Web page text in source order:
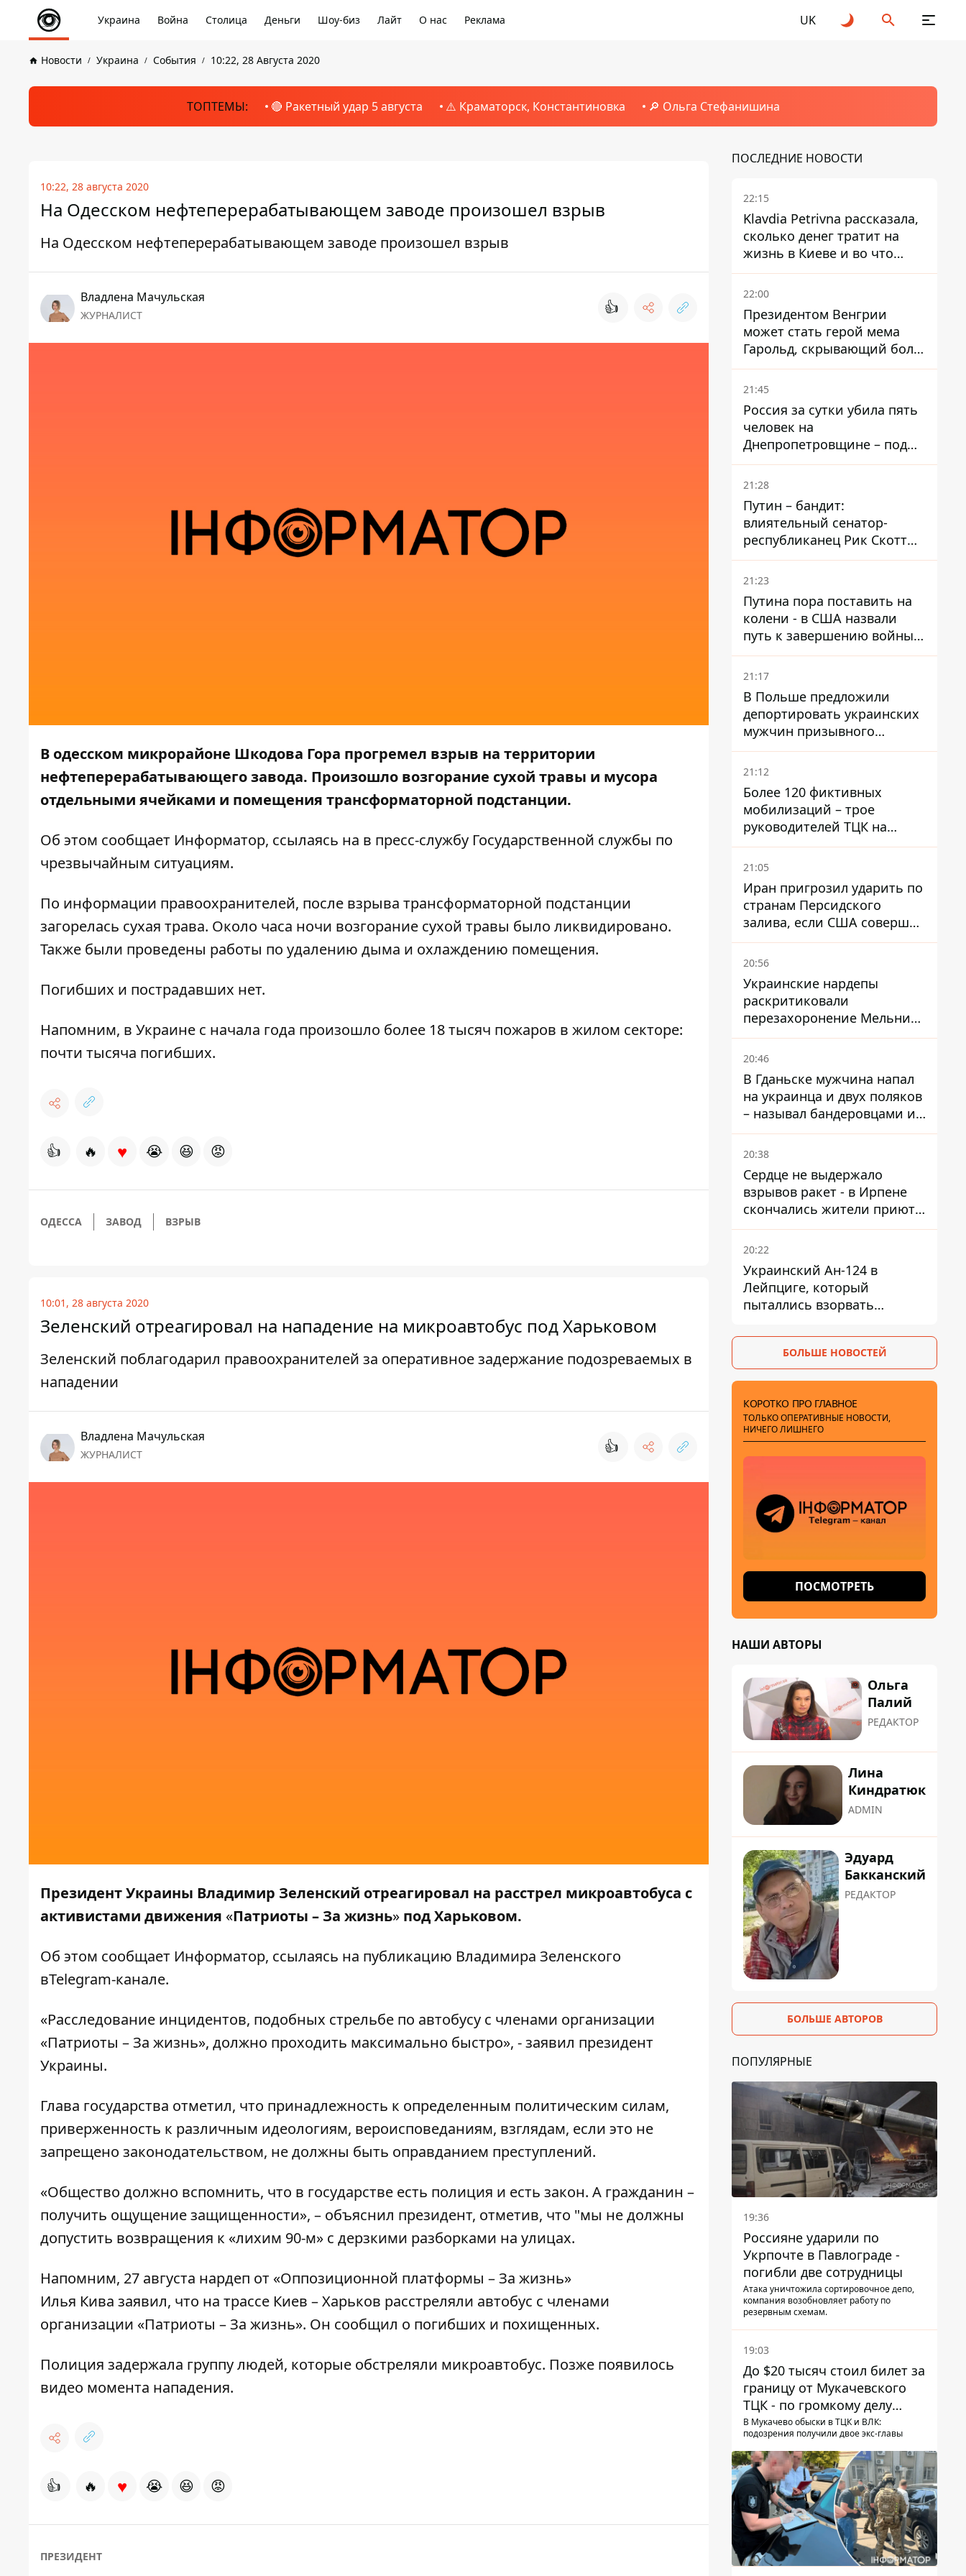
Украина Война Столица Деньги Шоу-биз Лайт О нас Реклама UK
Новости Украина События 10:22, 28 Августа 2020
ТОПТЕМЫ: 🔴 Ракетный удар 5 августа ⚠️ Краматорск, Константиновка 🔎 Ольга Стефанишина
10:22, 28 августа 2020
На Одесском нефтеперерабатывающем заводе произошел взрыв
На Одесском нефтеперерабатывающем заводе произошел взрыв
Владлена Мачульская
ЖУРНАЛИСТ 👍
В одесском микрорайоне Шкодова Гора прогремел взрыв на территории
нефтеперерабатывающего завода. Произошло возгорание сухой травы и мусора
отдельными ячейками и помещения трансформаторной подстанции.
Об этом сообщает Информатор, ссылаясь на в пресс-службу Государственной службы по
чрезвычайным ситуациям.
По информации правоохранителей, после взрыва трансформаторной подстанции
загорелась сухая трава. Около часа ночи возгорание сухой травы было ликвидировано.
Также были проведены работы по удалению дыма и охлаждению помещения.
Погибших и пострадавших нет.
Напомним, в Украине с начала года произошло более 18 тысяч пожаров в жилом секторе:
почти тысяча погибших.
👍 🔥 ♥ 😭 😆 😡
ОДЕССА ЗАВОД ВЗРЫВ
10:01, 28 августа 2020
Зеленский отреагировал на нападение на микроавтобус под Харьковом
Зеленский поблагодарил правоохранителей за оперативное задержание подозреваемых в
нападении
Владлена Мачульская
ЖУРНАЛИСТ 👍
Президент Украины Владимир Зеленский отреагировал на расстрел микроавтобуса с
активистами движения «Патриоты – За жизнь» под Харьковом.
Об этом сообщает Информатор, ссылаясь на публикацию Владимира Зеленского
вTelegram-канале.
«Расследование инцидентов, подобных стрельбе по автобусу с членами организации
«Патриоты – За жизнь», должно проходить максимально быстро», - заявил президент
Украины.
Глава государства отметил, что принадлежность к определенным политическим силам,
приверженность к различным идеологиям, вероисповеданиям, взглядам, если это не
запрещено законодательством, не должны быть оправданием преступлений.
«Общество должно вспомнить, что в государстве есть полиция и есть закон. А гражданин –
получить ощущение защищенности», – объяснил президент, отметив, что "мы не должны
допустить возвращения к «лихим 90-м» с дерзкими разборками на улицах.
Напомним, 27 августа нардеп от «Оппозиционной платформы – За жизнь»
Илья Кива заявил, что на трассе Киев – Харьков расстреляли автобус с членами
организации «Патриоты – За жизнь». Он сообщил о погибших и похищенных.
Полиция задержала группу людей, которые обстреляли микроавтобус. Позже появилось
видео момента нападения.
👍 🔥 ♥ 😭 😆 😡
ПРЕЗИДЕНТ
ПОСЛЕДНИЕ НОВОСТИ
22:15
Klavdia Petrivna рассказала,
сколько денег тратит на
жизнь в Киеве и во что
вкладывает миллионы
22:00
Президентом Венгрии
может стать герой мема
Гарольд, скрывающий боль
– он возглавил народное
голосование
21:45
Россия за сутки убила пять
человек на
Днепропетровщине – под
ударами оказались пять
районов области
21:28
Путин – бандит:
влиятельный сенатор-
республиканец Рик Скотт
призвал Конгресс привлечь
РФ к ответственности за
21:23
Путина пора поставить на
колени - в США назвали
путь к завершению войны -
National Security Journal
21:17
В Польше предложили
депортировать украинских
мужчин призывного
возраста - кого это может
затронуть
21:12
Более 120 фиктивных
мобилизаций – трое
руководителей ТЦК на
Волыни и Буковине
получили подозрения за
21:05
Иран пригрозил ударить по
странам Персидского
залива, если США совершат
хотя бы одну атаку - Reuters
20:56
Украинские нардепы
раскритиковали
перезахоронение Мельника
из-за риска
дипломатической изоляции
20:46
В Гданьске мужчина напал
на украинца и двух поляков
– называл бандеровцами и
вел себя агрессивно
20:38
Сердце не выдержало
взрывов ракет - в Ирпене
скончались жители приюта
для собак с инвалидностью
20:22
Украинский Ан-124 в
Лейпциге, который
пыталлись взорвать
боеприпасами
БОЛЬШЕ НОВОСТЕЙ
КОРОТКО ПРО ГЛАВНОЕ
ТОЛЬКО ОПЕРАТИВНЫЕ НОВОСТИ,
НИЧЕГО ЛИШНЕГО
ПОСМОТРЕТЬ
НАШИ АВТОРЫ
Ольга
Палий
РЕДАКТОР
Лина
Киндратюк
ADMIN
Эдуард
Бакканский
РЕДАКТОР
БОЛЬШЕ АВТОРОВ
ПОПУЛЯРНЫЕ
19:36
Россияне ударили по
Укрпочте в Павлограде -
погибли две сотрудницы
Атака уничтожила сортировочное депо,
компания возобновляет работу по
резервным схемам.
19:03
До $20 тысяч стоил билет за
границу от Мукачевского
ТЦК - по громкому делу
первые подозрения
получили двое бывших
руководителей
В Мукачево обыски в ТЦК и ВЛК:
подозрения получили двое экс-главы